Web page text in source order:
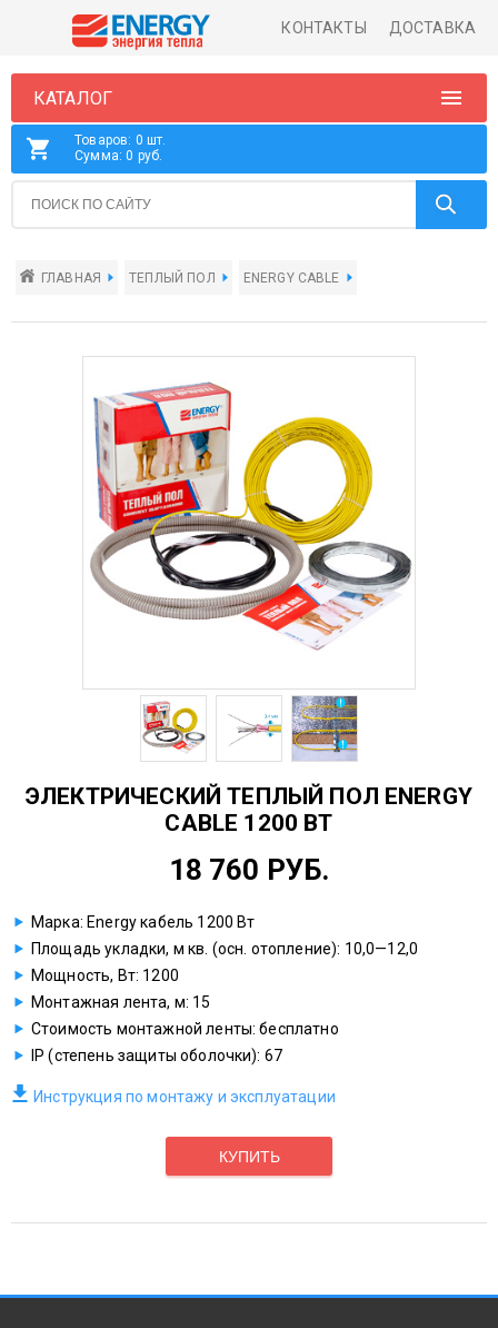
КОНТАКТЫ ДОСТАВКА
КАТАЛОГ
Товаров: 0 шт.
Сумма: 0 руб.
ГЛАВНАЯ ТЕПЛЫЙ ПОЛ ENERGY CABLE
ЭЛЕКТРИЧЕСКИЙ ТЕПЛЫЙ ПОЛ ENERGY
CABLE 1200 ВТ
18 760 РУБ.
Марка: Energy кабель 1200 Вт
Площадь укладки, м кв. (осн. отопление): 10,0—12,0
Мощность, Вт: 1200
Монтажная лента, м: 15
Стоимость монтажной ленты: бесплатно
IP (степень защиты оболочки): 67
Инструкция по монтажу и эксплуатации
КУПИТЬ